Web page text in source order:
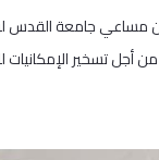
جامعة القدس
أجل تسخير